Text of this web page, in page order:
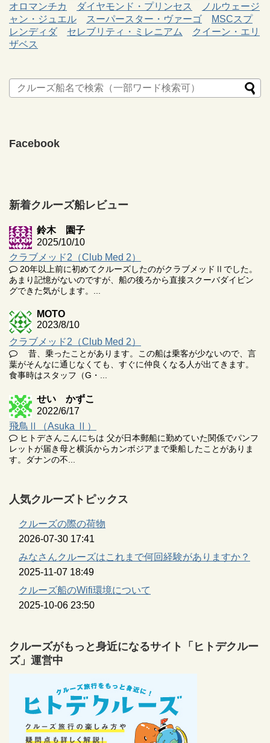
オロマンチカ
ダイヤモンド・プリンセス
ノルウェージ
ャン・ジュエル
スーパースター・ヴァーゴ
MSCスプ
レンディダ
セレブリティ・ミレニアム
クイーン・エリ
ザベス
Facebook
新着クルーズ船レビュー
鈴木 園子
2025/10/10
クラブメッド2（Club Med 2）
20年以上前に初めてクルーズしたのがクラブメッドⅡでした。
あまり記憶がないのですが、船の後ろから直接スクーバダイビン
グできた気がします。...
MOTO
2023/8/10
クラブメッド2（Club Med 2）
昔、乗ったことがあります。この船は乗客が少ないので、言
葉がそんなに通じなくても、すぐに仲良くなる人が出てきます。
食事時はスタッフ（G・...
せい かずこ
2022/6/17
飛鳥Ⅱ（Asuka Ⅱ）
ヒトデさんこんにちは 父が日本郵船に勤めていた関係でパンフ
レットが届き母と横浜からカンボジアまで乗船したことがありま
す。ダナンの不...
人気クルーズトピックス
クルーズの際の荷物
2026-07-30 17:41
みなさんクルーズはこれまで何回経験がありますか？
2025-11-07 18:49
クルーズ船のWifi環境について
2025-10-06 23:50
クルーズがもっと身近になるサイト「ヒトデクルー
ズ」運営中